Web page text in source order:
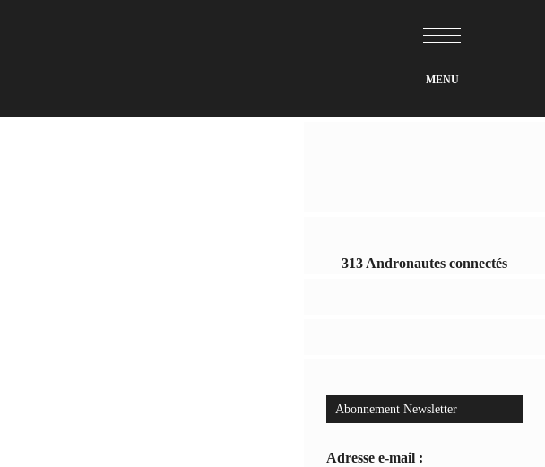
313 Andronautes connectés
Abonnement Newsletter
Adresse e-mail :